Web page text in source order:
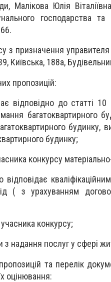
Малікова Юлія
господарства та
з призначення
Київська, 188а,
пропозицій:
відповідно до статті 10
багатоквартирного
будинку,
будинку;
конкурсу
( з урахуванням
конкурсу;
з надання послуг у сфері
та перелік
оцінювання: